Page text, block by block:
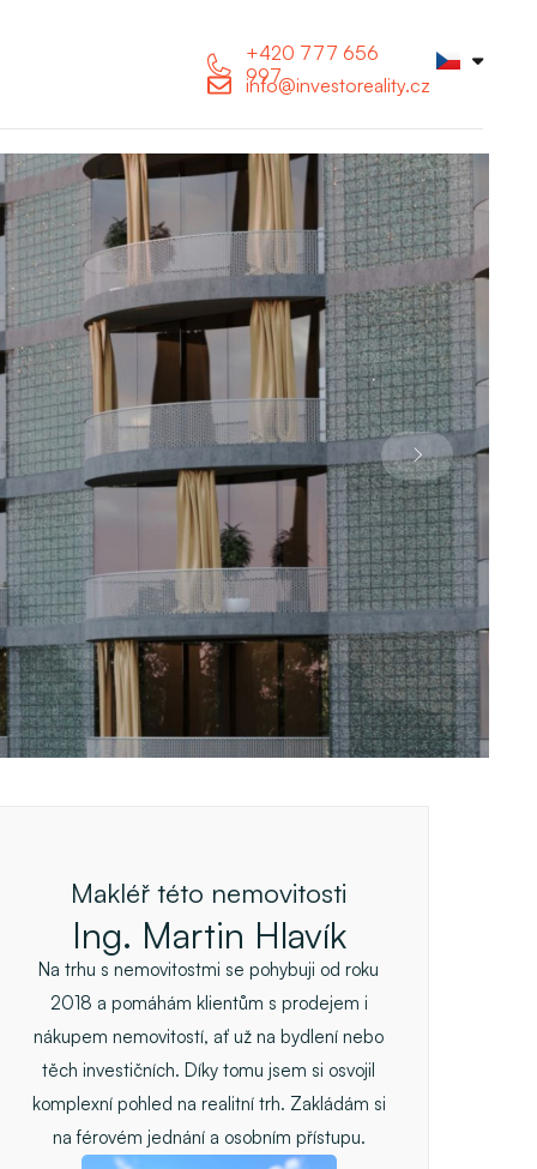
+420 777 656
997
info@investoreality.cz
Makléř této nemovitosti
Ing. Martin Hlavík
Na trhu s nemovitostmi se pohybuji od roku
2018 a pomáhám klientům s prodejem i
nákupem nemovitostí, ať už na bydlení nebo
těch investičních. Díky tomu jsem si osvojil
komplexní pohled na realitní trh. Zakládám si
na férovém jednání a osobním přístupu.